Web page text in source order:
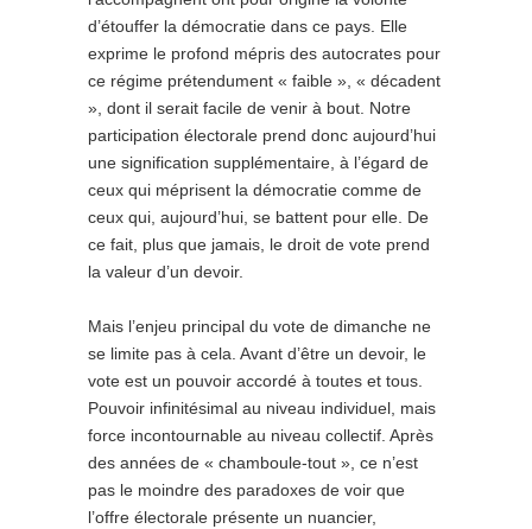
d’étouffer la démocratie dans ce pays. Elle
exprime le profond mépris des autocrates pour
ce régime prétendument « faible », « décadent
», dont il serait facile de venir à bout. Notre
participation électorale prend donc aujourd’hui
une signification supplémentaire, à l’égard de
ceux qui méprisent la démocratie comme de
ceux qui, aujourd’hui, se battent pour elle. De
ce fait, plus que jamais, le droit de vote prend
la valeur d’un devoir.
Mais l’enjeu principal du vote de dimanche ne
se limite pas à cela. Avant d’être un devoir, le
vote est un pouvoir accordé à toutes et tous.
Pouvoir infinitésimal au niveau individuel, mais
force incontournable au niveau collectif. Après
des années de « chamboule-tout », ce n’est
pas le moindre des paradoxes de voir que
l’offre électorale présente un nuancier,